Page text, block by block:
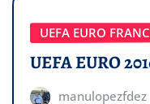
UEFA EURO
UEFA EURO
manulopezfdez